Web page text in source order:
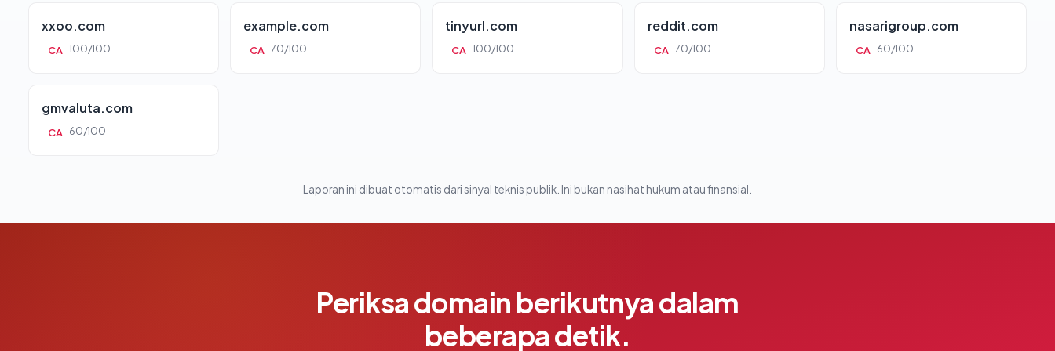
xxoo.com
CA 100/100
example.com
CA 70/100
tinyurl.com
CA 100/100
reddit.com
CA 70/100
nasarigroup.com
CA 60/100
gmvaluta.com
CA 60/100
Laporan ini dibuat otomatis dari sinyal teknis publik. Ini bukan nasihat hukum atau finansial.
Periksa domain berikutnya dalam
beberapa detik.